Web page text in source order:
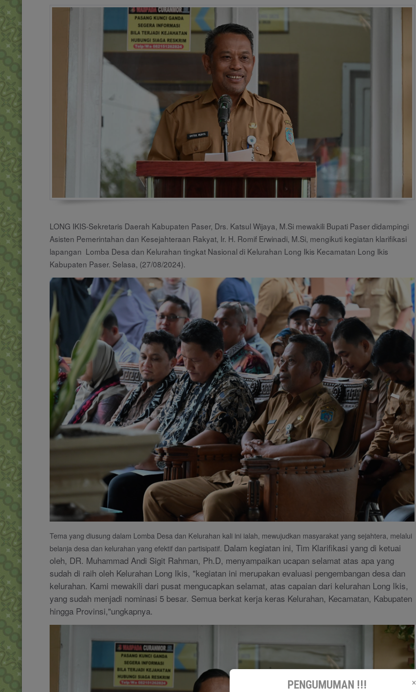
×
PENGUMUMAN !!!
LONG IKIS-Sekretaris Daerah Kabupaten Paser, Drs. Katsul Wijaya, M.Si mewakili Bupati Paser didampingi
Asisten Pemerintahan dan Kesejahteraan Rakyat, Ir. H. Romif Erwinadi, M.Si, mengikuti kegiatan klarifikasi
lapangan Lomba Desa dan Kelurahan tingkat Nasional di Kelurahan Long Ikis Kecamatan Long Ikis
Kabupaten Paser. Selasa, (27/08/2024).
Tema yang diusung dalam Lomba Desa dan Kelurahan kali ini ialah, mewujudkan masyarakat yang sejahtera, melalui
belanja desa dan kelurahan yang efektif dan partisipatif. Dalam kegiatan ini, Tim Klarifikasi yang di ketuai
oleh, DR. Muhammad Andi Sigit Rahman, Ph.D, menyampaikan ucapan selamat atas apa yang
sudah di raih oleh Kelurahan Long Ikis, "kegiatan ini merupakan evaluasi pengembangan desa dan
kelurahan. Kami mewakili dari pusat mengucapkan selamat, atas capaian dari kelurahan Long Ikis,
yang sudah menjadi nominasi 5 besar. Semua berkat kerja keras Kelurahan, Kecamatan, Kabupaten
hingga Provinsi,"ungkapnya.